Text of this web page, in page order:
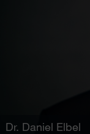
Dr. Daniel Elbel